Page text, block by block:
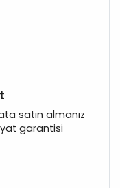
satın almanız
garantisi